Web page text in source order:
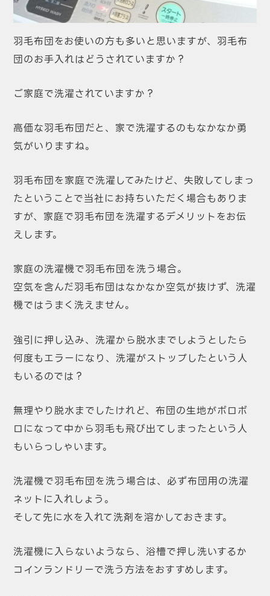
羽毛布団をお使いの方も多いと思いますが、羽毛布
団のお手入れはどうされていますか？
ご家庭で洗濯されていますか？
高価な羽毛布団だと、家で洗濯するのもなかなか勇
気がいりますね。
羽毛布団を家庭で洗濯してみたけど、失敗してしまっ
たということで当社にお持ちいただく場合もありま
すが、家庭で羽毛布団を洗濯するデメリットをお伝
えします。
家庭の洗濯機で羽毛布団を洗う場合。
空気を含んだ羽毛布団はなかなか空気が抜けず、洗濯
機ではうまく洗えません。
強引に押し込み、洗濯から脱水までしようとしたら
何度もエラーになり、洗濯がストップしたという人
もいるのでは？
無理やり脱水までしたけれど、布団の生地がボロボ
ロになって中から羽毛も飛び出てしまったという人
もいらっしゃいます。
洗濯機で羽毛布団を洗う場合は、必ず布団用の洗濯
ネットに入れしょう。
そして先に水を入れて洗剤を溶かしておきます。
洗濯機に入らないようなら、浴槽で押し洗いするか
コインランドリーで洗う方法をおすすめします。